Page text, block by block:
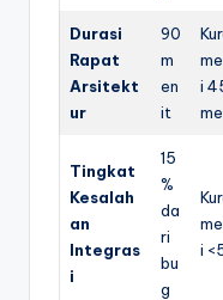
Durasi
Rapat
Arsitekt
ur
90
m
en
it
i
Tingkat
Kesalah
an
Integras
i
15
%
da
ri
bu
g
i